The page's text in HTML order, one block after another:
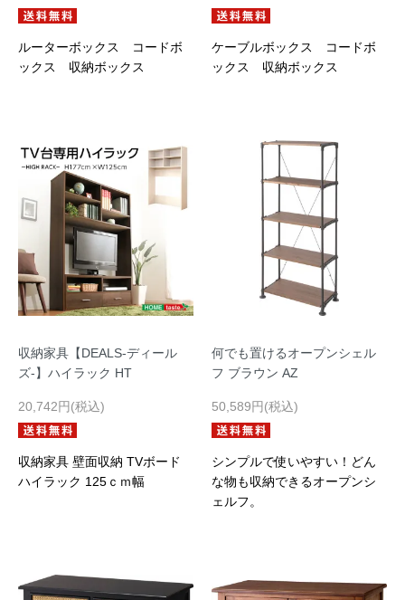
ルーターボックス コードボ
ックス 収納ボックス
ケーブルボックス コードボ
ックス 収納ボックス
収納家具【DEALS-ディール
ズ-】ハイラック HT
20,742円(税込)
収納家具 壁面収納 TVボード
ハイラック 125ｃｍ幅
何でも置けるオープンシェル
フ ブラウン AZ
50,589円(税込)
シンプルで使いやすい！どん
な物も収納できるオープンシ
ェルフ。